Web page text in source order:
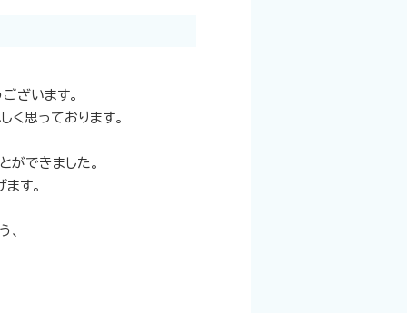
ざいます。
思っております。
ができました。
す。
、